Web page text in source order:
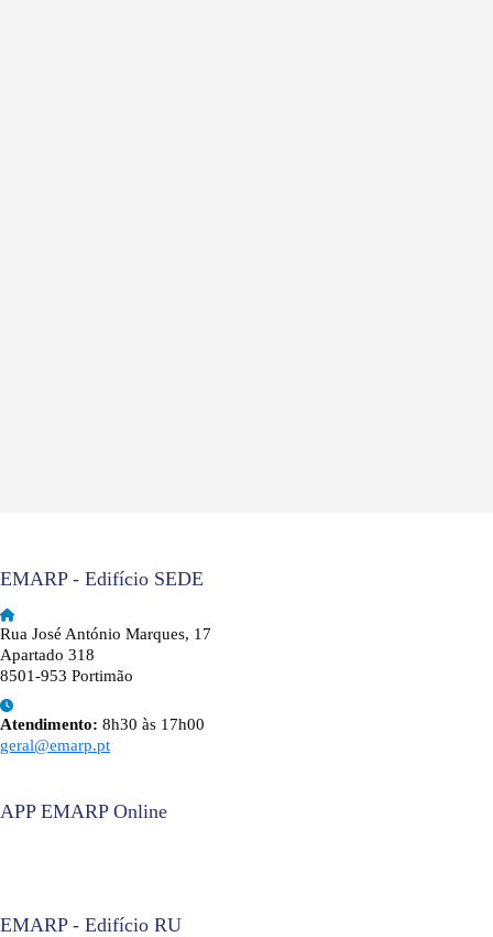
EMARP - Edifício SEDE
Rua José António Marques, 17
Apartado 318
8501-953 Portimão
Atendimento: 8h30 às 17h00
geral@emarp.pt
APP EMARP Online
EMARP - Edifício RU